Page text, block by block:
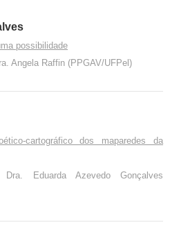
possibilidade
Angela Raffin (PPGAV/UFPel)
cartográfico dos maparedes da
Eduarda Azevedo Gonçalves